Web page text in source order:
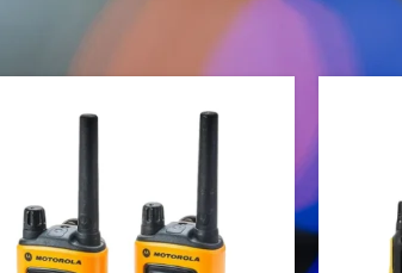
Walkie Talkie / Talkabout